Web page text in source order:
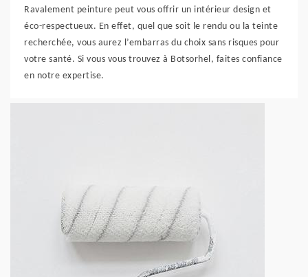
Ravalement peinture peut vous offrir un intérieur design et
éco-respectueux. En effet, quel que soit le rendu ou la teinte
recherchée, vous aurez l’embarras du choix sans risques pour
votre santé. Si vous vous trouvez à Botsorhel, faites confiance
en notre expertise.